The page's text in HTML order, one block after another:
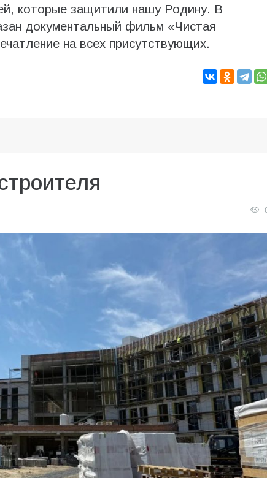
которые защитили нашу Родину. В
документальный фильм «Чистая
на всех присутствующих.